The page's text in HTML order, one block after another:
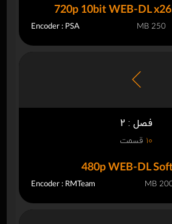
720p 10bit WEB-DL
Encoder : PSA 250 MB
فصل : 2
10 قسمت
480p WEB-DL
Encoder : RMTeam 200